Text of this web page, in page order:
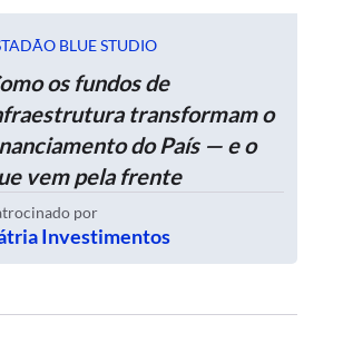
BLUE STUDIO
os fundos de
transformam o
do País — e o
vem pela frente
por
Investimentos